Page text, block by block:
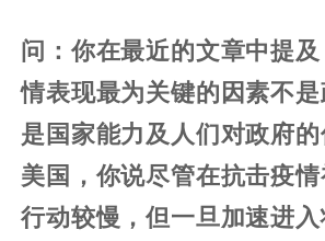
问：你在最近的文章中提
情表现最为关键的因素不
是国家能力及人们对政府的
美国，你说尽管在抗击疫
行动较慢，但一旦加速进